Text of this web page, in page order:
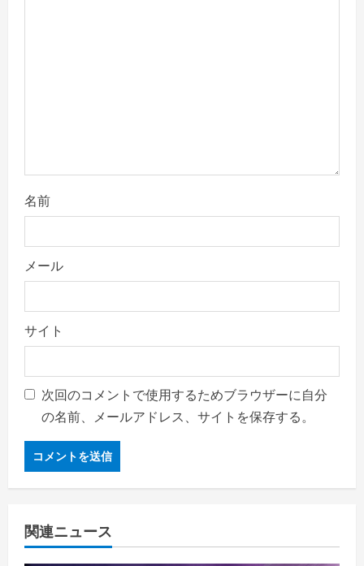
名前
メール
サイト
次回のコメントで使用するためブラウザーに自分
の名前、メールアドレス、サイトを保存する。
関連ニュース